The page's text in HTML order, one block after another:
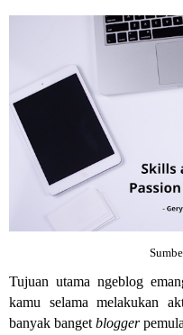
Tujuan utama ngeblog
kamu selama melakukan
banyak bangetblogger